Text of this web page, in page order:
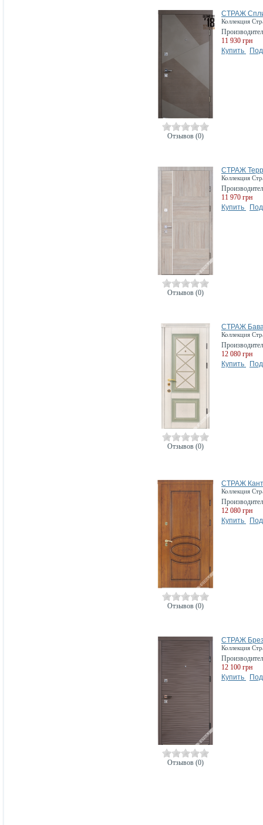
Отзывов (0)
СТРАЖ
Коллекция
11 930 грн
Купить
Отзывов (0)
СТРАЖ
Коллекция
11 970 грн
Купить
Отзывов (0)
СТРАЖ
Коллекция
12 080 грн
Купить
Отзывов (0)
СТРАЖ
Коллекция
12 080 грн
Купить
Отзывов (0)
СТРАЖ
Коллекция
12 100 грн
Купить